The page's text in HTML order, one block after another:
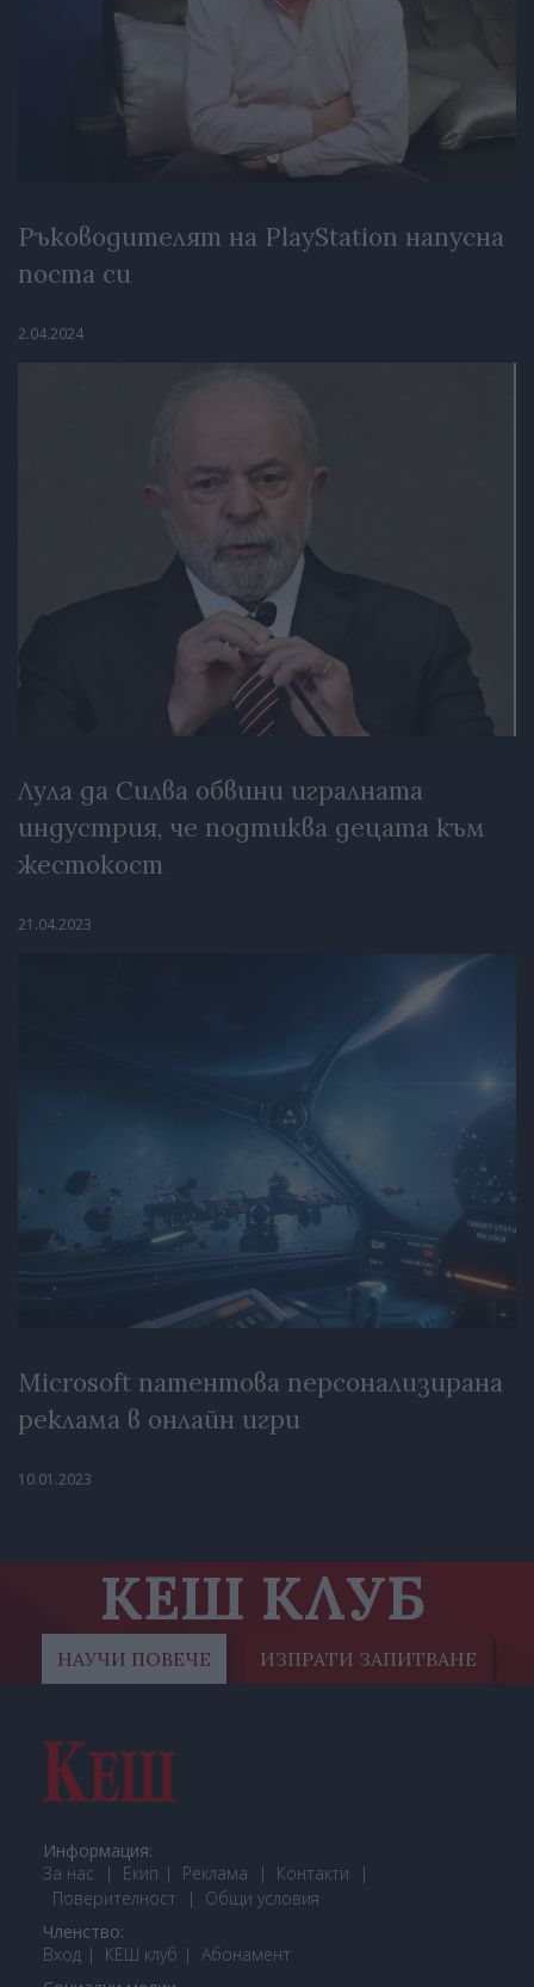
Ръководителят на PlayStation напусна
поста си
2.04.2024
Лула да Силва обвини игралната
индустрия, че подтиква децата към
жестокост
21.04.2023
Microsoft патентова персонализирана
реклама в онлайн игри
10.01.2023
КЕШ КЛУБ
НАУЧИ ПОВЕЧЕ ИЗПРАТИ ЗАПИТВАНЕ
Информация:
За нас
Екип Реклама
Контакти
Поверителност
Общи условия
Членство:
Вход
КЕШ клуб Абонамент